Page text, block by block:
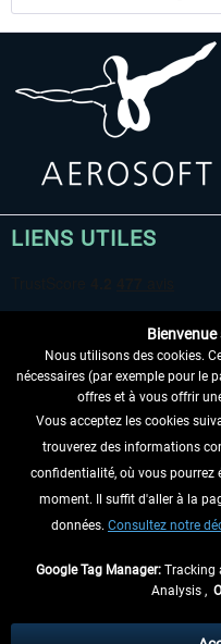
LIENS UTILES
RENONCER AU CONTRAT ICI
INFORMATIONS
NE MANQUEZ PAS
échéant, frais de
Nous utilisons des cookies.
nécessaires (par exemple pour le
offres et à vous offrir
Vous acceptez les cookies
trouverez des informations
confidentialité, où vous
moment. Il suffit d'aller à la
données. Consultez notre
Google Tag Manager: Tracking
Analysis ,